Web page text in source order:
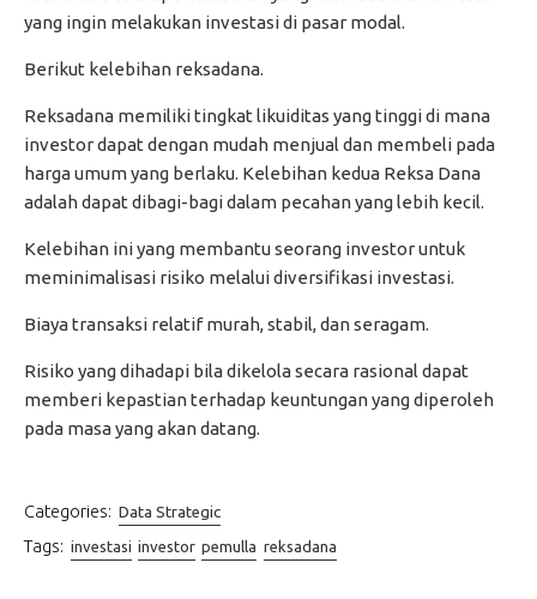
yang ingin melakukan investasi di pasar modal.
Berikut kelebihan reksadana.
Reksadana memiliki tingkat likuiditas yang tinggi di mana
investor dapat dengan mudah menjual dan membeli pada
harga umum yang berlaku. Kelebihan kedua Reksa Dana
adalah dapat dibagi-bagi dalam pecahan yang lebih kecil.
Kelebihan ini yang membantu seorang investor untuk
meminimalisasi risiko melalui diversifikasi investasi.
Biaya transaksi relatif murah, stabil, dan seragam.
Risiko yang dihadapi bila dikelola secara rasional dapat
memberi kepastian terhadap keuntungan yang diperoleh
pada masa yang akan datang.
Categories: Data Strategic
Tags: investasi investor pemulla reksadana